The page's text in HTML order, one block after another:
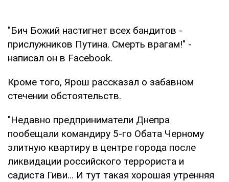
"Бич Божий настигнет всех бандитов -
прислужников Путина. Смерть врагам!" -
написал он в Facebook.
Кроме того, Ярош рассказал о забавном
стечении обстоятельств.
"Недавно предприниматели Днепра
пообещали командиру 5-го Обата Черному
элитную квартиру в центре города после
ликвидации российского террориста и
садиста Гиви... И тут такая хорошая утренняя